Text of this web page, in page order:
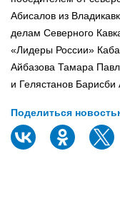
Абисалов из
делам Северного
«Лидеры России»
Айбазова Тамара
и Гелястанов Барисби
Поделиться